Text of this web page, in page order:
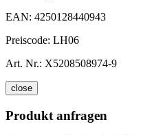
EAN: 4250128440943
Preiscode: LH06
Art. Nr.: X5208508974-9
close
Produkt anfragen